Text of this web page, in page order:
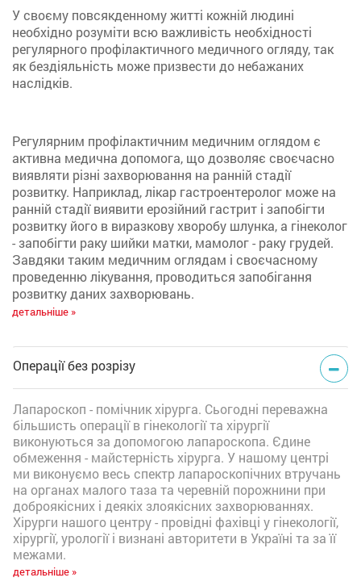
У своєму повсякденному житті кожній людині
необхідно розуміти всю важливість необхідності
регулярного профілактичного медичного огляду, так
як бездіяльність може призвести до небажаних
наслідків.
Регулярним профілактичним медичним оглядом є
активна медична допомога, що дозволяє своєчасно
виявляти різні захворювання на ранній стадії
розвитку. Наприклад, лікар гастроентеролог може на
ранній стадії виявити ерозійний гастрит і запобігти
розвитку його в виразкову хворобу шлунка, а гінеколог
- запобігти раку шийки матки, мамолог - раку грудей.
Завдяки таким медичним оглядам і своєчасному
проведенню лікування, проводиться запобігання
розвитку даних захворювань.
детальніше »
Операції без розрізу
Лапароскоп - помічник хірурга. Сьогодні переважна
більшисть операції в гінекології та хірургії
виконуються за допомогою лапароскопа. Єдине
обмеження - майстерність хірурга. У нашому центрі
ми виконуємо весь спектр лапароскопічних втручань
на органах малого таза та черевній порожнини при
доброякісних і деякіх злоякісних захворюваннях.
Хірурги нашого центру - провідні фахівці у гінекології,
хірургії, урології і визнані авторитети в Україні та за її
межами.
детальніше »